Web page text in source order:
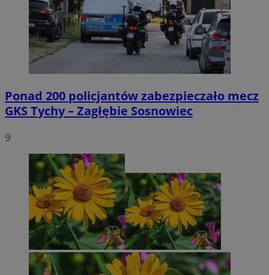
Ponad 200 policjantów zabezpieczało mecz
GKS Tychy – Zagłębie Sosnowiec
9